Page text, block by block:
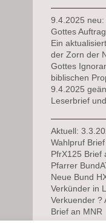
9.4.2025
Gottes
Ein
der Zorn der
Gottes
biblischen
9.4.2025
Leserbrief
Aktuell:
Wahlpruf
PfrX125 Brief
Pfarrer
Neue Bund
Verkünder in
Verkuender ?
Brief an MNR